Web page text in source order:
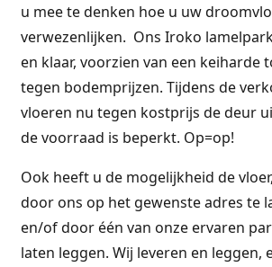
u mee te denken hoe u uw
verwezenlijken. Ons Iroko
en klaar, voorzien van een keiharde
tegen bodemprijzen. Tijdens de
vloeren nu tegen kostprijs de deur
de voorraad is beperkt. Op=op!
Ook heeft u de mogelijkheid de
door ons op het gewenste adres te
en/of door één van onze ervaren
laten leggen. Wij leveren en leggen,